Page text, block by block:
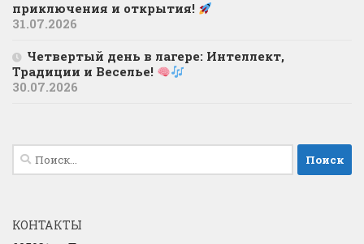
приключения и открытия!
31.07.2026
Четвертый день в лагере: Интеллект,
Традиции и Веселье!
30.07.2026
Найти:
КОНТАКТЫ